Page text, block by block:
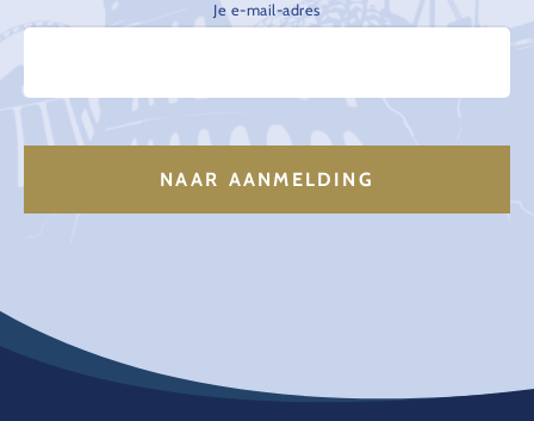
Je e-mail-adres